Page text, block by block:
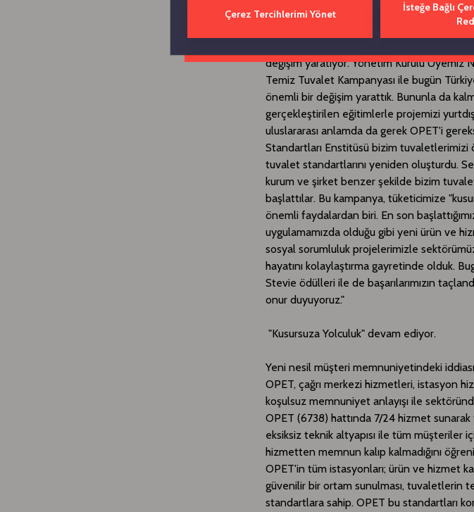
Ağca sözlerine şöyle devam etti:
önemlisi sosyal sorumluluk anlayışımız.
değişim yaratıyor. Yönetim Kurulu
Temiz Tuvalet Kampanyası ile bugün
önemli bir değişim yarattık. Bununla da
gerçekleştirilen eğitimlerle projemizi
uluslararası anlamda da gerek OPET'i
Standartları Enstitüsü bizim tuvaletlerimizi
tuvalet standartlarını yeniden oluşturdu.
kurum ve şirket benzer şekilde bizim
başlattılar. Bu kampanya, tüketicimize
önemli faydalardan biri. En son
uygulamamızda olduğu gibi yeni ürün ve
sosyal sorumluluk projelerimizle
hayatını kolaylaştırma gayretinde olduk.
Stevie ödülleri ile de başarılarımızın
onur duyuyoruz."
"Kusursuza Yolculuk" devam ediyor.
Yeni nesil müşteri memnuniyetindeki
OPET, çağrı merkezi hizmetleri, istasyon
koşulsuz memnuniyet anlayışı ile
OPET (6738) hattında 7/24 hizmet
eksiksiz teknik altyapısı ile tüm müşteriler
hizmetten memnun kalıp kalmadığını
OPET'in tüm istasyonları; ürün ve hizmet
güvenilir bir ortam sunulması, tuvaletlerin
standartlara sahip. OPET bu standartları
Çerez Tercihlerimi Yönet
İsteğe Bağlı